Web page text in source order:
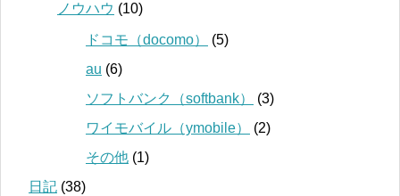
ノウハウ (10)
ドコモ（docomo）
(5)
au (6)
ソフトバンク（softbank）
(3)
ワイモバイル（ymobile）
(2)
その他 (1)
日記 (38)